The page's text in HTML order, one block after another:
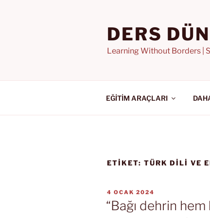
DERS
Learning Without Borders |
EĞİTİM ARAÇLARI
ETIKET: TÜRK DİLİ VE
YAYIM
TARIHI
4 OCAK 2024
“Bağı dehrin hem